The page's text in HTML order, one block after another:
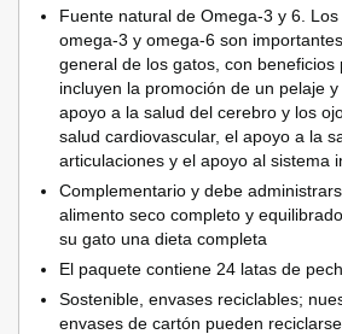
Fuente natural de Omega-3 y 6.
omega-3 y omega-6 son
general de los gatos, con beneficios
incluyen la promoción de un pelaje
apoyo a la salud del cerebro y los
salud cardiovascular, el apoyo a la
articulaciones y el apoyo al sistema
Complementario y debe
alimento seco completo y
su gato una dieta completa
El paquete contiene 24 latas de
Sostenible, envases reciclables;
envases de cartón pueden